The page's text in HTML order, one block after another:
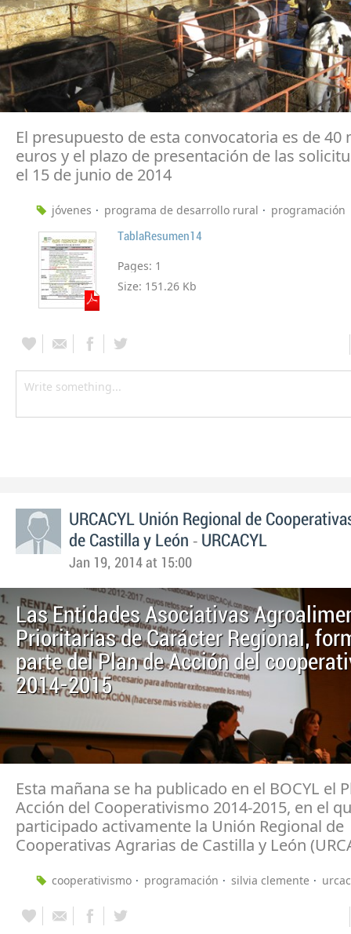
El presupuesto de esta convocatoria es de 40
euros y el plazo de presentación de las
el 15 de junio de 2014
jóvenes programa de desarrollo rural programación
TablaResumen14
Pages: 1
Size: 151.26 Kb
URCACYL Unión Regional de
de Castilla y León - URCACYL
Jan 19, 2014 at 15:00
Las Entidades Asociativas
Prioritarias de Carácter Regional,
parte del Plan de Acción del
2014-2015
Esta mañana se ha publicado en el BOCYL el
Acción del Cooperativismo 2014-2015, en el
participado activamente la Unión Regional de
Cooperativas Agrarias de Castilla y León
cooperativismo programación silvia clemente